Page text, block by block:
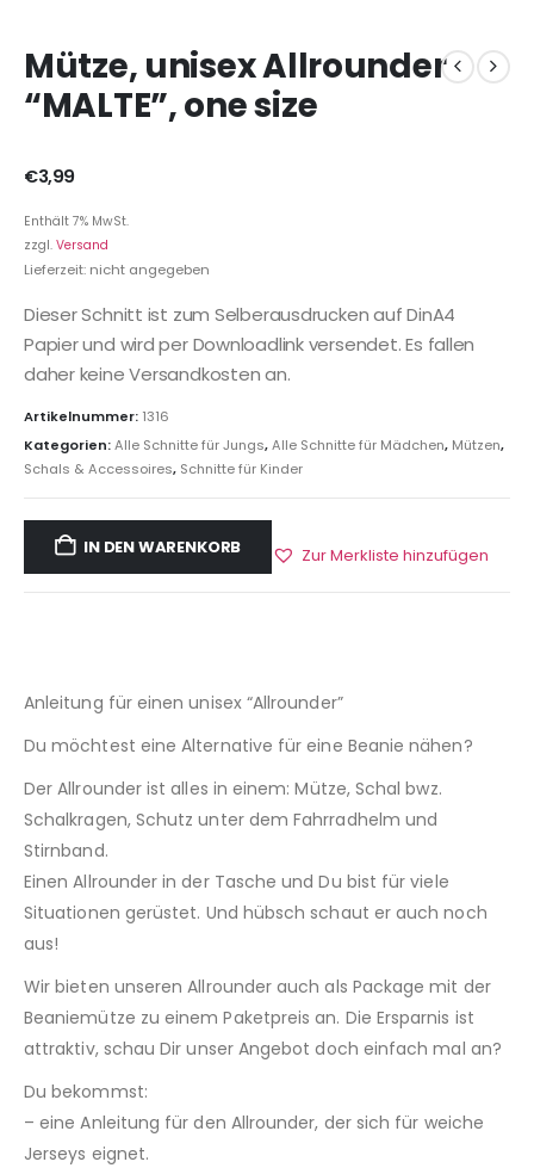
Mütze, unisex Allrounder
“MALTE”, one size
€3,99
Enthält 7% MwSt.
zzgl. Versand
Lieferzeit: nicht angegeben
Dieser Schnitt ist zum Selberausdrucken auf DinA4
Papier und wird per Downloadlink versendet. Es fallen
daher keine Versandkosten an.
Artikelnummer: 1316
Kategorien:Alle Schnitte für Jungs,Alle Schnitte für Mädchen, Mützen,
Schals & Accessoires, Schnitte für Kinder
IN DEN WARENKORB Zur Merkliste hinzufügen
Anleitung für einen unisex “Allrounder”
Du möchtest eine Alternative für eine Beanie nähen?
Der Allrounder ist alles in einem: Mütze, Schal bwz.
Schalkragen, Schutz unter dem Fahrradhelm und
Stirnband.
Einen Allrounder in der Tasche und Du bist für viele
Situationen gerüstet. Und hübsch schaut er auch noch
aus!
Wir bieten unseren Allrounder auch als Package mit der
Beaniemütze zu einem Paketpreis an. Die Ersparnis ist
attraktiv, schau Dir unser Angebot doch einfach mal an?
Du bekommst:
– eine Anleitung für den Allrounder, der sich für weiche
Jerseys eignet.